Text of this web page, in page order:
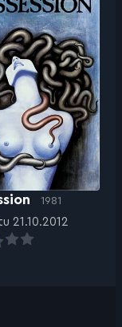
1981
21.10.2012